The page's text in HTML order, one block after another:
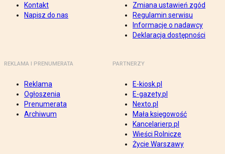
Kontakt
Napisz do nas
Zmiana ustawień zgód
Regulamin serwisu
Informacje o nadawcy
Deklaracja dostępności
REKLAMA I PRENUMERATA
Reklama
Ogłoszenia
Prenumerata
Archiwum
PARTNERZY
E-kiosk.pl
E-gazety.pl
Nexto.pl
Mała księgowość
Kancelarierp.pl
Wieści Rolnicze
Życie Warszawy